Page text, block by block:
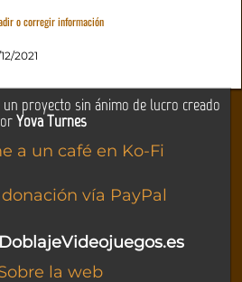
o corregir información
2021
un proyecto sin ánimo de lucro creado
Yova Turnes
a un café en Ko-Fi
vía PayPal
DoblajeVideojuegos.es
la web